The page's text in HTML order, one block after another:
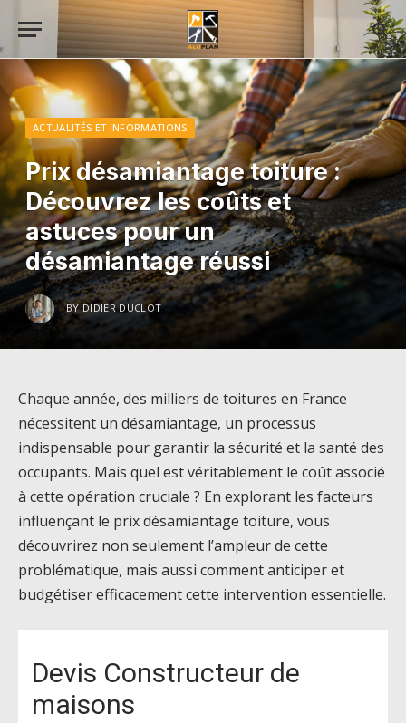
ACTUALITÉS ET INFORMATIONS
Prix désamiantage toiture :
Découvrez les coûts et
astuces pour un
désamiantage réussi
BY DIDIER DUCLOT
Chaque année, des milliers de toitures en France
nécessitent un désamiantage, un processus
indispensable pour garantir la sécurité et la santé des
occupants. Mais quel est véritablement le coût associé
à cette opération cruciale ? En explorant les facteurs
influençant le prix désamiantage toiture, vous
découvrirez non seulement l’ampleur de cette
problématique, mais aussi comment anticiper et
budgétiser efficacement cette intervention essentielle.
Devis Constructeur de
maisons